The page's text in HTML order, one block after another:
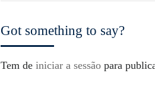
Got something to say?
Tem de iniciar a sessãopara